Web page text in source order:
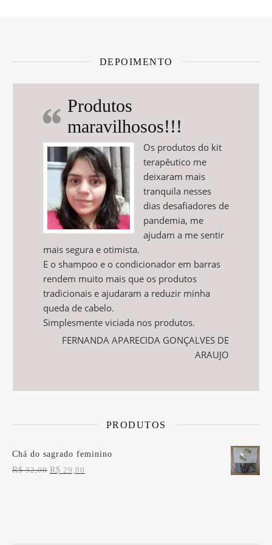
DEPOIMENTO
Produtos
maravilhosos!!!
Os produtos do kit
terapêutico me
deixaram mais
tranquila nesses
dias desafiadores de
pandemia, me
ajudam a me sentir
mais segura e otimista.
E o shampoo e o condicionador em barras
rendem muito mais que os produtos
tradicionais e ajudaram a reduzir minha
queda de cabelo.
Simplesmente viciada nos produtos.
FERNANDA APARECIDA GONÇALVES DE
ARAUJO
PRODUTOS
Chá do sagrado feminino
R$32,00 O preço original era: R$ 32,00.
R$ 29,00